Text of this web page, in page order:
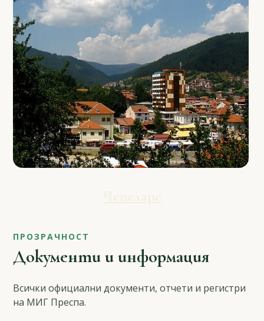
ПРОЗРАЧНОСТ
Документи и информация
Всички официални документи, отчети и регистри
на МИГ Преспа.